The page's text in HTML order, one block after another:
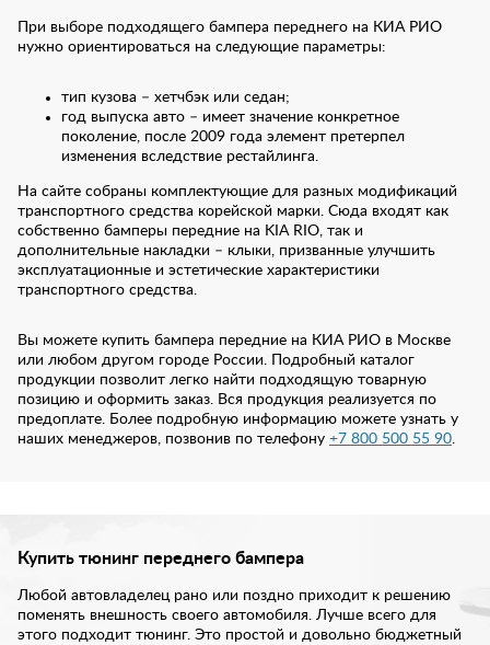
При выборе подходящего бампера переднего на КИА РИО
нужно ориентироваться на следующие параметры:
тип кузова – хетчбэк или седан;
год выпуска авто – имеет значение конкретное
поколение, после 2009 года элемент претерпел
изменения вследствие рестайлинга.
На сайте собраны комплектующие для разных модификаций
транспортного средства корейской марки. Сюда входят как
собственно бамперы передние на KIA RIO, так и
дополнительные накладки – клыки, призванные улучшить
эксплуатационные и эстетические характеристики
транспортного средства.
Вы можете купить бампера передние на КИА РИО в Москве
или любом другом городе России. Подробный каталог
продукции позволит легко найти подходящую товарную
позицию и оформить заказ. Вся продукция реализуется по
предоплате. Более подробную информацию можете узнать у
наших менеджеров, позвонив по телефону +7 800 500 55 90
Купить тюнинг переднего бампера
Любой автовладелец рано или поздно приходит к решению
поменять внешность своего автомобиля. Лучше всего для
этого подходит тюнинг. Это простой и довольно бюджетный